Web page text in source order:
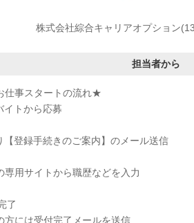
株式会社綜合キャリアオプション
担当者から
仕事スタートの流れ★
イトから応募
【登録手続きのご案内】のメール送信
専用サイトから職歴などを入力
了
方には受付完了メールを送信